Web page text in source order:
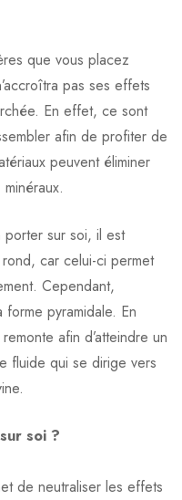
que vous placez
pas ses effets
En effet, ce sont
afin de profiter de
peuvent éliminer
porter sur soi, il est
car celui-ci permet
Cependant,
pyramidale. En
afin d’atteindre un
fluide qui se dirige vers
soi ?
de neutraliser les effets